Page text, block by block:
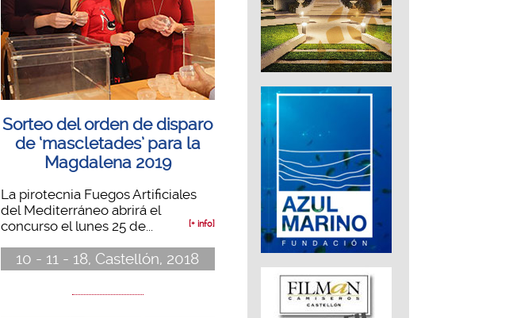
Sorteo del orden de disparo
de ‘mascletades’ para la
Magdalena 2019
La pirotecnia Fuegos Artificiales
del Mediterráneo abrirá el
concurso el lunes 25 de...
[+ info]
10 - 11 - 18, Castellón, 2018